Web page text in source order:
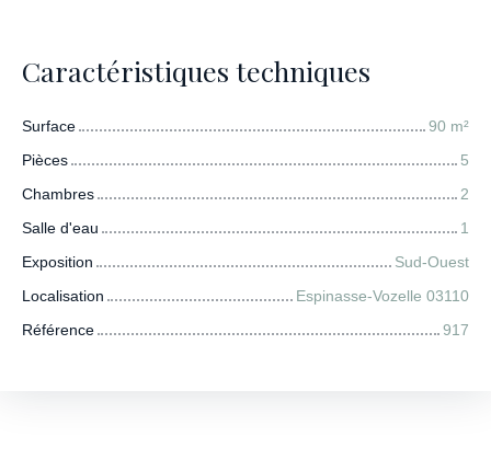
Caractéristiques techniques
Surface 90 m²
Pièces
5
Chambres
2
Salle d'eau
1
Exposition
Sud-Ouest
Localisation
Espinasse-Vozelle 03110
Référence
917